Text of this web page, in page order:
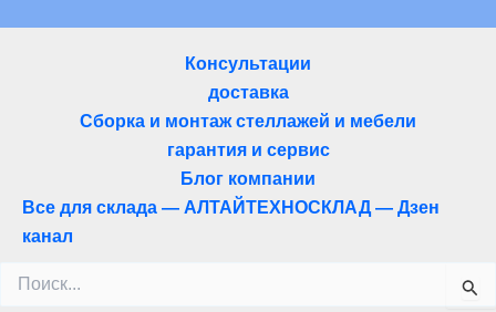
Консультации
доставка
Сборка и монтаж стеллажей и мебели
гарантия и сервис
Блог компании
Все для склада — АЛТАЙТЕХНОСКЛАД — Дзен
канал